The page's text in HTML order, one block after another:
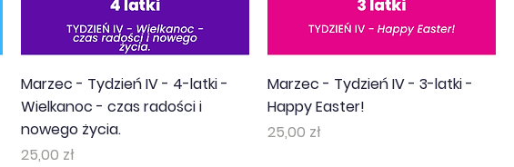
Marzec - Tydzień IV - 4-latki -
Wielkanoc - czas radości i
nowego życia.
Cena
25,00 zł
Marzec - Tydzień IV - 3-latki -
Happy Easter!
Cena
25,00 zł